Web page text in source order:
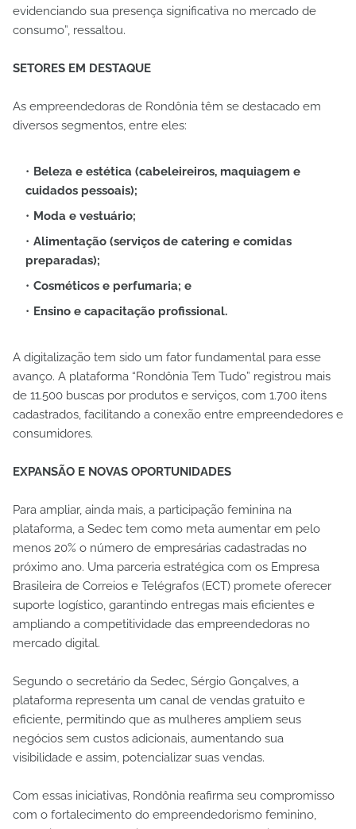
evidenciando sua presença significativa no mercado de
consumo”, ressaltou.
SETORES EM DESTAQUE
As empreendedoras de Rondônia têm se destacado em
diversos segmentos, entre eles:
Beleza e estética (cabeleireiros, maquiagem e
cuidados pessoais);
Moda e vestuário;
Alimentação (serviços de catering e comidas
preparadas);
Cosméticos e perfumaria; e
Ensino e capacitação profissional.
A digitalização tem sido um fator fundamental para esse
avanço. A plataforma “Rondônia Tem Tudo” registrou mais
de 11.500 buscas por produtos e serviços, com 1.700 itens
cadastrados, facilitando a conexão entre empreendedores e
consumidores.
EXPANSÃO E NOVAS OPORTUNIDADES
Para ampliar, ainda mais, a participação feminina na
plataforma, a Sedec tem como meta aumentar em pelo
menos 20% o número de empresárias cadastradas no
próximo ano. Uma parceria estratégica com os Empresa
Brasileira de Correios e Telégrafos (ECT) promete oferecer
suporte logístico, garantindo entregas mais eficientes e
ampliando a competitividade das empreendedoras no
mercado digital.
Segundo o secretário da Sedec, Sérgio Gonçalves, a
plataforma representa um canal de vendas gratuito e
eficiente, permitindo que as mulheres ampliem seus
negócios sem custos adicionais, aumentando sua
visibilidade e assim, potencializar suas vendas.
Com essas iniciativas, Rondônia reafirma seu compromisso
com o fortalecimento do empreendedorismo feminino,